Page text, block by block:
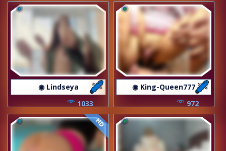
◉ Lindseya
1033
◉ King-Queen777
972
HD